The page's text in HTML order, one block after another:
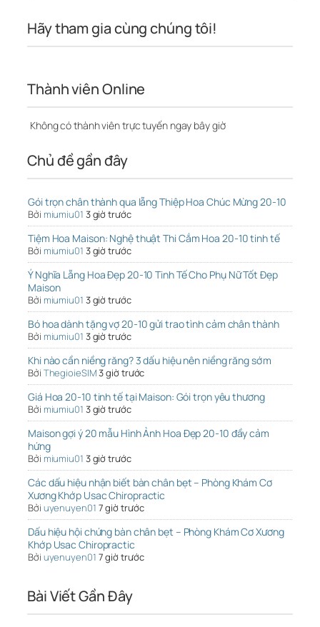
Hãy tham gia cùng chúng tôi!
Thành viên Online
Không có thành viên trực tuyến ngay bây giờ
Chủ đề gần đây
Gói trọn chân thành qua lẵng Thiệp Hoa Chúc Mừng 20-10
Bởi miumiu01 3 giờ trước
Tiệm Hoa Maison: Nghệ thuật Thi Cắm Hoa 20-10 tinh tế
Bởi miumiu01 3 giờ trước
Ý Nghĩa Lẵng Hoa Đẹp 20-10 Tinh Tế Cho Phụ Nữ Tốt Đẹp
Maison
Bởi miumiu01 3 giờ trước
Bó hoa dành tặng vợ 20-10 gửi trao tình cảm chân thành
Bởi miumiu01 3 giờ trước
Khi nào cần niềng răng? 3 dấu hiệu nên niềng răng sớm
Bởi ThegioieSIM3 giờ trước
Giá Hoa 20-10 tinh tế tại Maison: Gói trọn yêu thương
Bởi miumiu01 3 giờ trước
Maison gợi ý 20 mẫu Hình Ảnh Hoa Đẹp 20-10 đầy cảm
hứng
Bởi miumiu01 3 giờ trước
Các dấu hiệu nhận biết bàn chân bẹt – Phòng Khám Cơ
Xương Khớp Usac Chiropractic
Bởi uyenuyen01 7 giờ trước
Dấu hiệu hội chứng bàn chân bẹt – Phòng Khám Cơ Xương
Khớp Usac Chiropractic
Bởi uyenuyen01 7 giờ trước
Bài Viết Gần Đây